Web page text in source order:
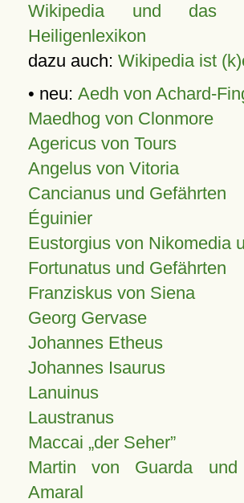
Wikipedia und das
Heiligenlexikon
dazu auch: Wikipedia ist
• neu: Aedh von Achard-
Maedhog von Clonmore
Agericus von Tours
Angelus von Vitoria
Cancianus und Gefährten
Éguinier
Eustorgius von Nikomedia
Fortunatus und Gefährten
Franziskus von Siena
Georg Gervase
Johannes Etheus
Johannes Isaurus
Lanuinus
Laustranus
Maccai „der Seher”
Martin von Guarda
Amaral